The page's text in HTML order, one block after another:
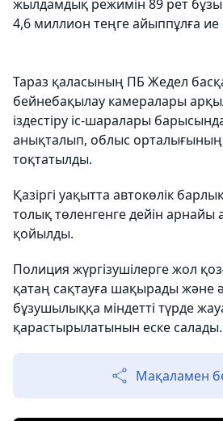
жылдамдық режимін 89 рет
4,6 миллион теңге айыппұлға ие
Тараз қаласының ПБ Жедел
бейнебақылау камералары
іздестіру іс-шаралары
анықталып, облыс орталығының
тоқтатылды.
Қазіргі уақытта автокөлік
толық төленгенге дейін арнайы
қойылды.
Полиция жүргізушілерге жол
қатаң сақтауға шақырады және
бұзушылыққа міндетті түрде
қарастырылатынын еске салады.
Мақаламен